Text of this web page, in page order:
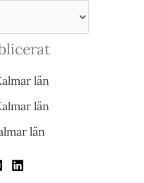
län
län
län